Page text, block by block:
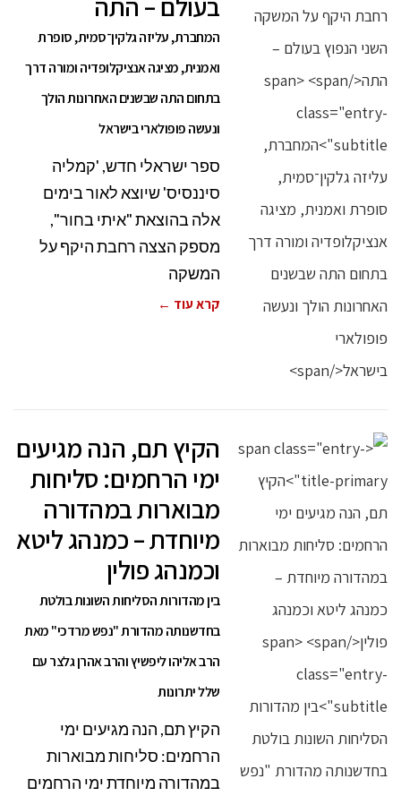
המחברת, עליזה גלקין־סמית, סופרת
ואמנית, מציגה אנציקלופדיה ומורה דרך
בתחום התה שבשנים האחרונות הולך
ונעשה פופולארי בישראל
ספר ישראלי חדש, 'קמליה
סיננסיס' שיוצא לאור בימים
אלה בהוצאת "איתי בחור",
מספק הצצה רחבת היקף על
המשקה
קרא עוד ←
הקיץ תם, הנה מגיעים
ימי הרחמים: סליחות
מבוארות במהדורה
מיוחדת – כמנהג ליטא
וכמנהג פולין
בין מהדורות הסליחות השונות בולטת
בחדשנותה מהדורת "נפש מרדכי" מאת
הרב אליהו ליפשיץ והרב אהרן גלצר עם
שלל יתרונות
הקיץ תם, הנה מגיעים ימי
הרחמים: סליחות מבוארות
במהדורה מיוחדת ימי הרחמים